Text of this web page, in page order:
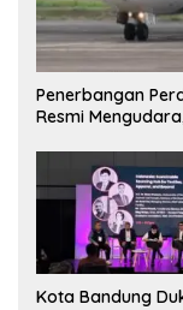
Penerbangan
Resmi
Kota Bandung